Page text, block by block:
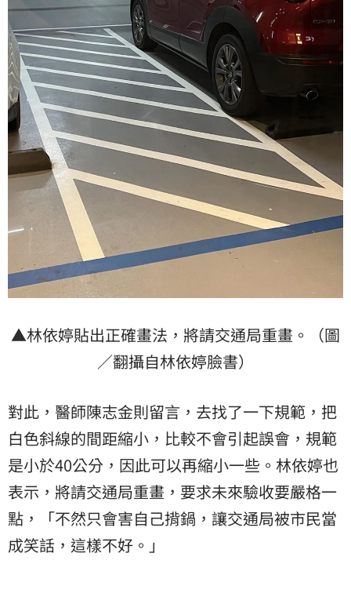
▲林依婷貼出正確畫法，將請交通局重畫。（圖
／翻攝自林依婷臉書）
對此，醫師陳志金則留言，去找了一下規範，把
白色斜線的間距縮小，比較不會引起誤會，規範
是小於40公分，因此可以再縮小一些。林依婷也
表示，將請交通局重畫，要求未來驗收要嚴格一
點，「不然只會害自己揹鍋，讓交通局被市民當
成笑話，這樣不好。」